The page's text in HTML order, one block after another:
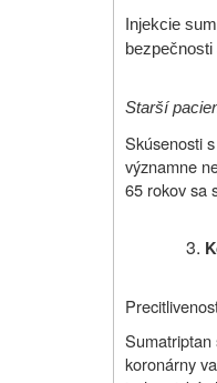
Injekcie
Starší
Skúsenosti
významne
65 rokov sa
Sumatriptan
koronárny